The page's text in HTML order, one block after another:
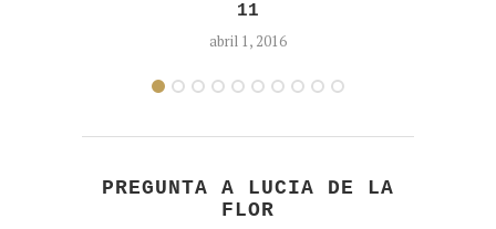
11
abril 1, 2016
PREGUNTA A LUCIA DE LA
FLOR